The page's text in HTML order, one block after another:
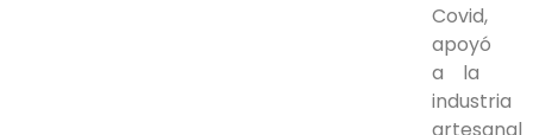
Covid,
apoyó
a la
industria